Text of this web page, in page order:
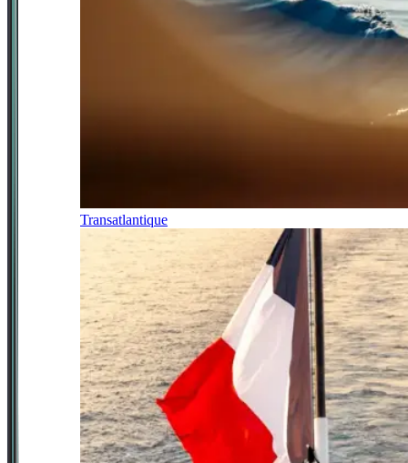
Transatlantique